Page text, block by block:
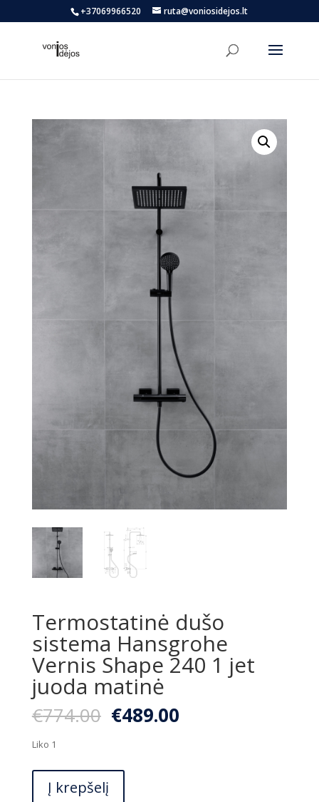
+37069966520 ruta@voniosidejos.lt
Termostatinė dušo
sistema Hansgrohe
Vernis Shape 240 1 jet
juoda matinė
€774.00 Original
price
€774.00.
€489.00Current
Liko 1
kiekis:Į krepšelį